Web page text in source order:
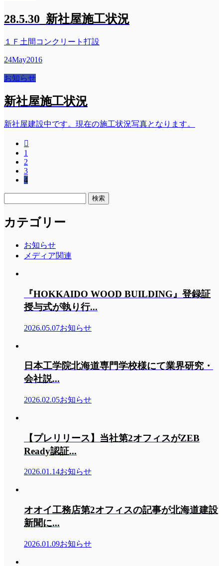
28.5.30_新社屋施工状況
１Ｆ土間コンクリート打設
24May2016
お知らせ
新社屋施工状況
新社屋建設中です。現在の施工状況写真となります。

1
2
3
4
カテゴリー
お知らせ
メディア関連
『HOKKAIDO WOOD BUILDING』登録証
授与式が執り行...
2026.05.07お知らせ
日本工学院北海道専門学校様にて業界研究・
会社説...
2026.02.05お知らせ
【プレリリース】当社第2オフィスがZEB
Ready認証...
2026.01.14お知らせ
オオイ工務店第2オフィスの記事が北海道建設
新聞に...
2026.01.09お知らせ